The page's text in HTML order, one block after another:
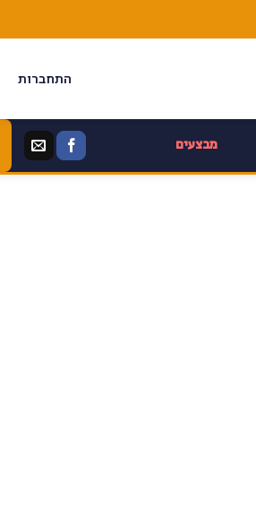
התחברות
מבצעים